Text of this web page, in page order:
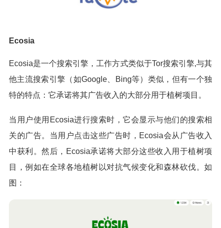
Ecosia
Ecosia是一个搜索引擎，工作方式类似于Tor搜索引擎,与其
他主流搜索引擎（如Google、Bing等）类似，但有一个独
特的特点：它承诺将其广告收入的大部分用于植树项目。
当用户使用Ecosia进行搜索时，它会显示与他们的搜索相
关的广告。当用户点击这些广告时，Ecosia会从广告收入
中获利。然后，Ecosia承诺将大部分这些收入用于植树项
目，例如在全球各地植树以对抗气候变化和森林砍伐。如
图：